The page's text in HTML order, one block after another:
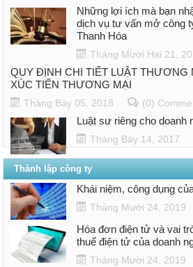
Những lợi ích mà bạn
dịch vụ tư vấn mở công
Thanh Hóa
Tháng Mười Hai 21,
QUY ĐỊNH CHI TIẾT LUẬT THƯƠNG
XÚC TIẾN THƯƠNG MẠI
Tháng Bảy 05, 2018 (0)
Luật sư riêng cho doanh
Tháng Bảy 14, 2017
Thành lập công ty
Khái niệm, công dụng
Tháng Mười 24, 2019
Hóa đơn điện tử và vai
thuế điện tử của doanh
Tháng Mười 24, 2019